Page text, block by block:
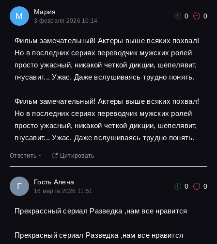
М Мария
3 февраля 2026 10:14
0 0
Фильм замечательный! Актеры выше всяких похвал!
Но в последних сериях переводчик мужских ролей
просто ужасный, никакой четкой дикции, шепелявит,
гнусавит... Ужас. Даже вслушиваясь трудно понять.
Фильм замечательный! Актеры выше всяких похвал!
Но в последних сериях переводчик мужских ролей
просто ужасный, никакой четкой дикции, шепелявит,
гнусавит... Ужас. Даже вслушиваясь трудно понять.
Ответить Цитировать
Г Гость Алена
16 марта 2026 11:51
0 0
Прекрассный сериал Разведка ,нам все нравится
Прекрасный сериал Разведка ,нам все нравится